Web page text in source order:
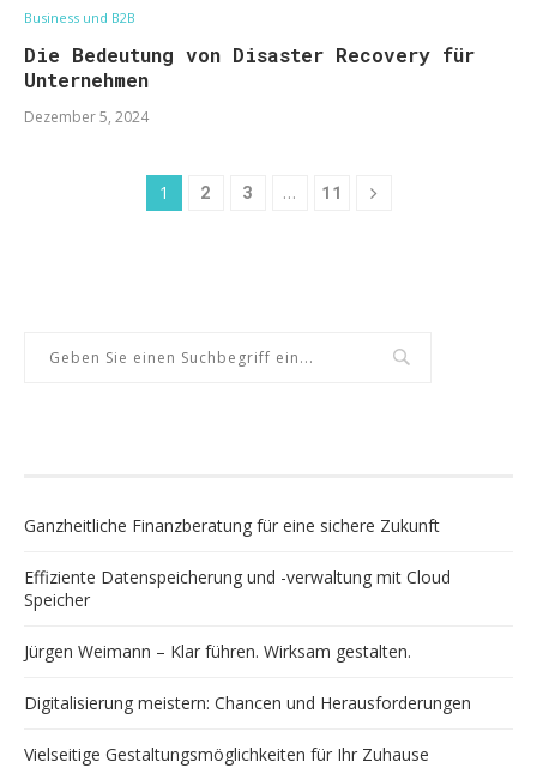
Business und B2B
Die Bedeutung von Disaster Recovery für
Unternehmen
Dezember 5, 2024
1 2 3 … 11
Ganzheitliche Finanzberatung für eine sichere Zukunft
Effiziente Datenspeicherung und -verwaltung mit Cloud
Speicher
Jürgen Weimann – Klar führen. Wirksam gestalten.
Digitalisierung meistern: Chancen und Herausforderungen
Vielseitige Gestaltungsmöglichkeiten für Ihr Zuhause